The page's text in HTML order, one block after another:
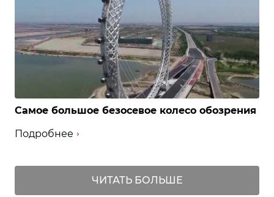
Самое большое безосевое колесо обозрения
Подробнее
ЧИТАТЬ БОЛЬШЕ